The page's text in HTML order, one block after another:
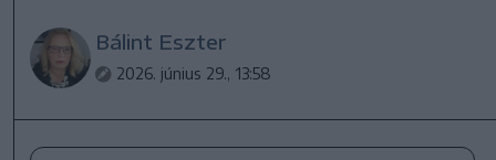
Bálint Eszter
2026. június 29., 13:58